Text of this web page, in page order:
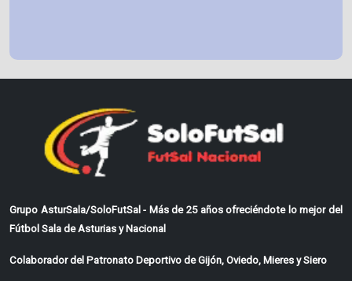
Grupo AsturSala/SoloFutSal - Más de 25 años ofreciéndote lo mejor del
Fútbol Sala de Asturias y Nacional
Colaborador del Patronato Deportivo de Gijón, Oviedo, Mieres y Siero